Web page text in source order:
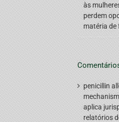
às
perdem
matéria de
penicillin
aplica
relatórios